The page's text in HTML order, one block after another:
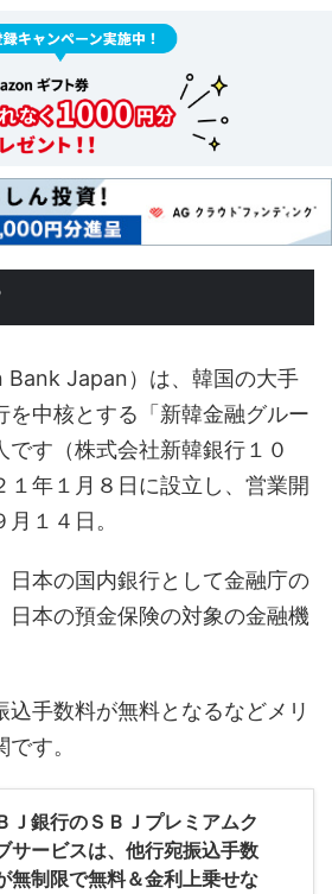
Bank Japan）は、韓国の大手
を中核とする「新韓金融グルー
です（株式会社新韓銀行１０
１年１月８日に設立し、営業開
１４日。
日本の国内銀行として金融庁の
日本の預金保険の対象の金融機
込手数料が無料となるなどメリ
す。
Ｊ銀行のＳＢＪプレミアムク
サービスは、他行宛振込手数
無制限で無料＆金利上乗せな